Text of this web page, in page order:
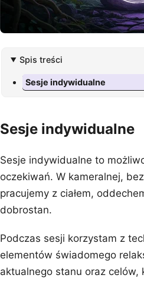
Spis treści
Sesje indywidualne
Sesje indywidualne
Sesje indywidualne to
oczekiwań. W kameralnej,
pracujemy z ciałem,
dobrostan.
Podczas sesji korzystam z
elementów świadomego
aktualnego stanu oraz celów,